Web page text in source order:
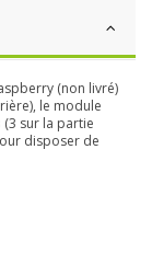
(non livré)
le module
(3 sur la partie
disposer de